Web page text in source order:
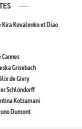
Kira Kovalenko et Diao
Grisebach
de Givry
Schlöndorff
Kotzamani
Dumont